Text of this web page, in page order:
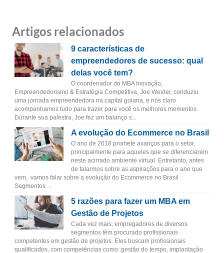
Artigos relacionados
9 características de
empreendedores de sucesso: qual
delas você tem?
O coordenador do MBA Inovação,
Empreendedorismo & Estratégia Competitiva, Joe Weider, conduziu
uma jornada empreendedora na capital goiana, e nós claro
acompanhamos tudo para trazer para você os melhores momentos.
Durante sua palestra, Joe fez um balanço s...
A evolução do Ecommerce no Brasil
O ano de 2018 promete avanços para o setor,
principalmente para aqueles que se diferenciarem
neste acirrado ambiente virtual. Entretanto, antes
de falarmos sobre as aspirações para o ano que
vem, vamos falar sobre a evolução do Ecommerce no Brasil.
Segmentos ...
5 razões para fazer um MBA em
Gestão de Projetos
Cada vez mais, empregadores de diversos
segmentos têm procurado profissionais
competentes em gestão de projetos. Eles buscam profissionais
qualificados, com competências como: gestão do tempo, implantação